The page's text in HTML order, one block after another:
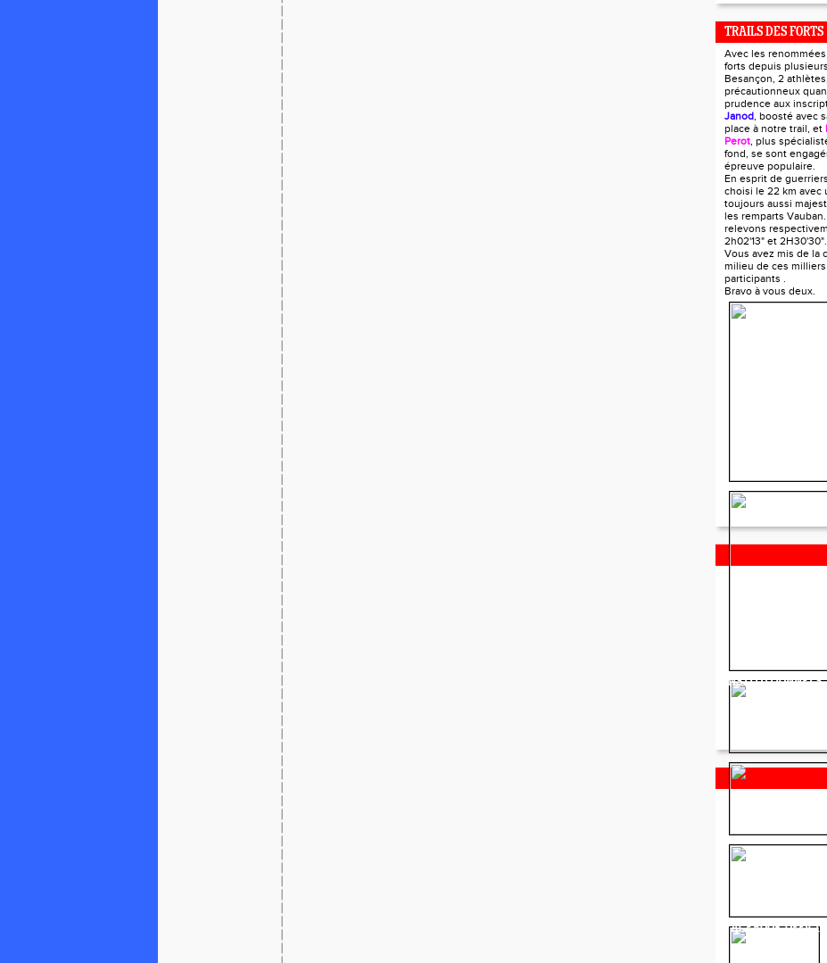
TRAILS DES FORTS
Avec les
forts depuis
Besançon, 2 athlètes,
précautionneux
prudence aux
Janod, boosté avec
place à notre trail, et
Perot, plus
fond, se sont
épreuve populaire.
En esprit de
choisi le 22 km avec
toujours aussi
les remparts
relevons
2h02'13" et 2H30'30".
Vous avez mis de la
milieu de ces
participants .
Bravo à vous deux.
INSTITUTIONNELS
FACEBOOK OFFICIEL